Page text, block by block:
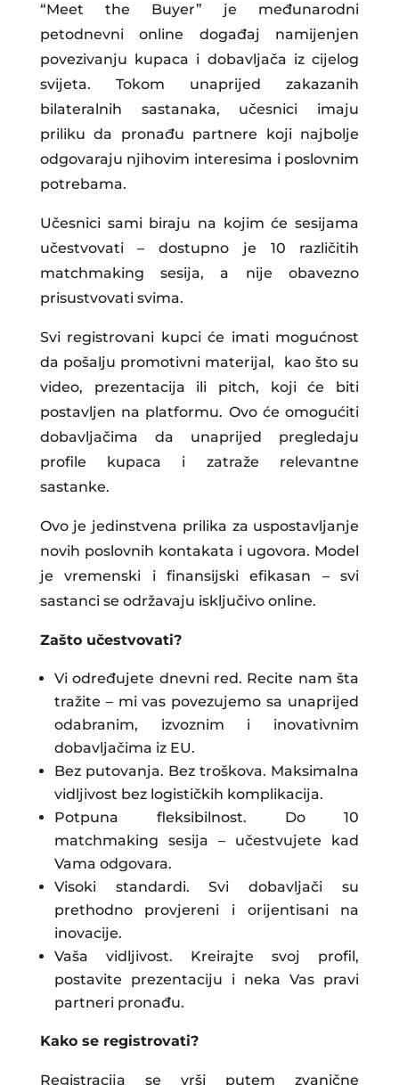
“Meet the Buyer” je međunarodni
petodnevni online događaj namijenjen
povezivanju kupaca i dobavljača iz cijelog
svijeta. Tokom unaprijed zakazanih
bilateralnih sastanaka, učesnici imaju
priliku da pronađu partnere koji najbolje
odgovaraju njihovim interesima i poslovnim
potrebama.
Učesnici sami biraju na kojim će sesijama
učestvovati – dostupno je 10 različitih
matchmaking sesija, a nije obavezno
prisustvovati svima.
Svi registrovani kupci će imati mogućnost
da pošalju promotivni materijal, kao što su
video, prezentacija ili pitch, koji će biti
postavljen na platformu. Ovo će omogućiti
dobavljačima da unaprijed pregledaju
profile kupaca i zatraže relevantne
sastanke.
Ovo je jedinstvena prilika za uspostavljanje
novih poslovnih kontakata i ugovora. Model
je vremenski i finansijski efikasan – svi
sastanci se održavaju isključivo online.
Zašto učestvovati?
Vi određujete dnevni red. Recite nam šta
tražite – mi vas povezujemo sa unaprijed
odabranim, izvoznim i inovativnim
dobavljačima iz EU.
Bez putovanja. Bez troškova. Maksimalna
vidljivost bez logističkih komplikacija.
Potpuna fleksibilnost. Do 10
matchmaking sesija – učestvujete kad
Vama odgovara.
Visoki standardi. Svi dobavljači su
prethodno provjereni i orijentisani na
inovacije.
Vaša vidljivost. Kreirajte svoj profil,
postavite prezentaciju i neka Vas pravi
partneri pronađu.
Kako se registrovati?
Registracija se vrši putem zvanične